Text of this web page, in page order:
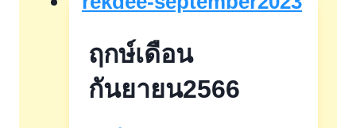
ฤกษ์เดือน
กันยายน2566